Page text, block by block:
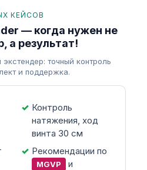
КЕЙСОВ
— когда нужен не
а результат!
точный контроль
и поддержка.
Контроль
натяжения, ход
винта 30 см
Рекомендации по
MGVP
и